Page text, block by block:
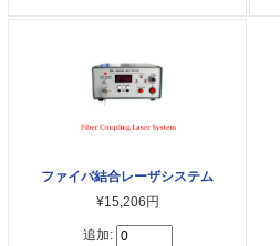
ファイバ結合レーザシステム
¥15,206円
追加: